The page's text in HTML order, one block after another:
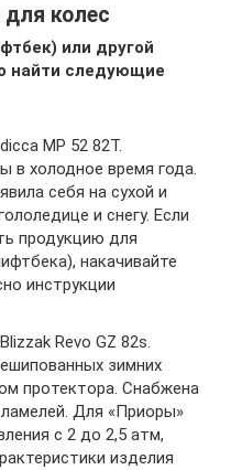
колес
или другой
найти следующие
MP 52 82T.
в холодное время года.
себя на сухой и
и снегу. Если
продукцию для
накачивайте
инструкции
Revo GZ 82s.
зимних
протектора. Снабжена
Для «Приоры»
с 2 до 2,5 атм,
изделия